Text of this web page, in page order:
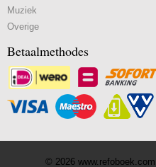
Muziek
Overige
Betaalmethodes
© 2026